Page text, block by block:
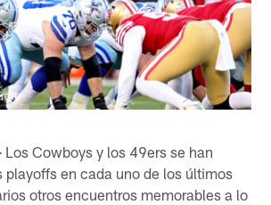
Los Cowboys y los 49ers se han
playoffs en cada uno de los últimos
otros encuentros memorables a lo